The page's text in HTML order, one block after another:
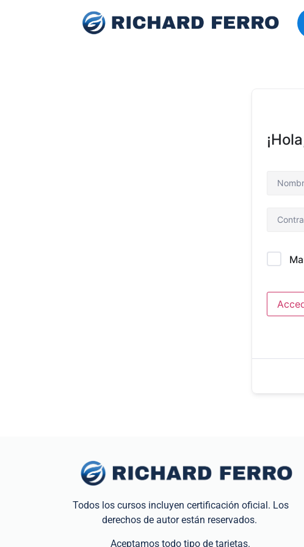
Todos los cursos incluyen certificación oficial. Los
derechos de autor están reservados.
Aceptamos todo tipo de tarjetas.